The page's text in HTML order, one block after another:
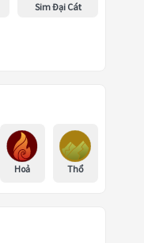
Sim Đại Cát
Hoả Thổ